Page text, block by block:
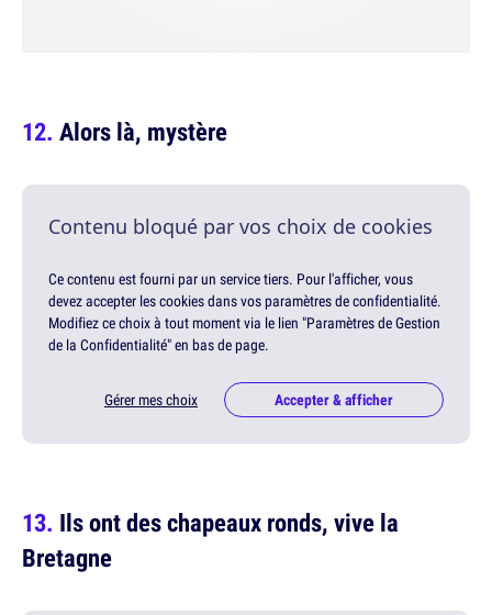
Alors là, mystère
Contenu bloqué par vos choix de cookies
Ce contenu est fourni par un service tiers. Pour l'afficher, vous
devez accepter les cookies dans vos paramètres de confidentialité.
Modifiez ce choix à tout moment via le lien "Paramètres de Gestion
de la Confidentialité" en bas de page.
Gérer mes choix Accepter & afficher
Ils ont des chapeaux ronds, vive la
Bretagne